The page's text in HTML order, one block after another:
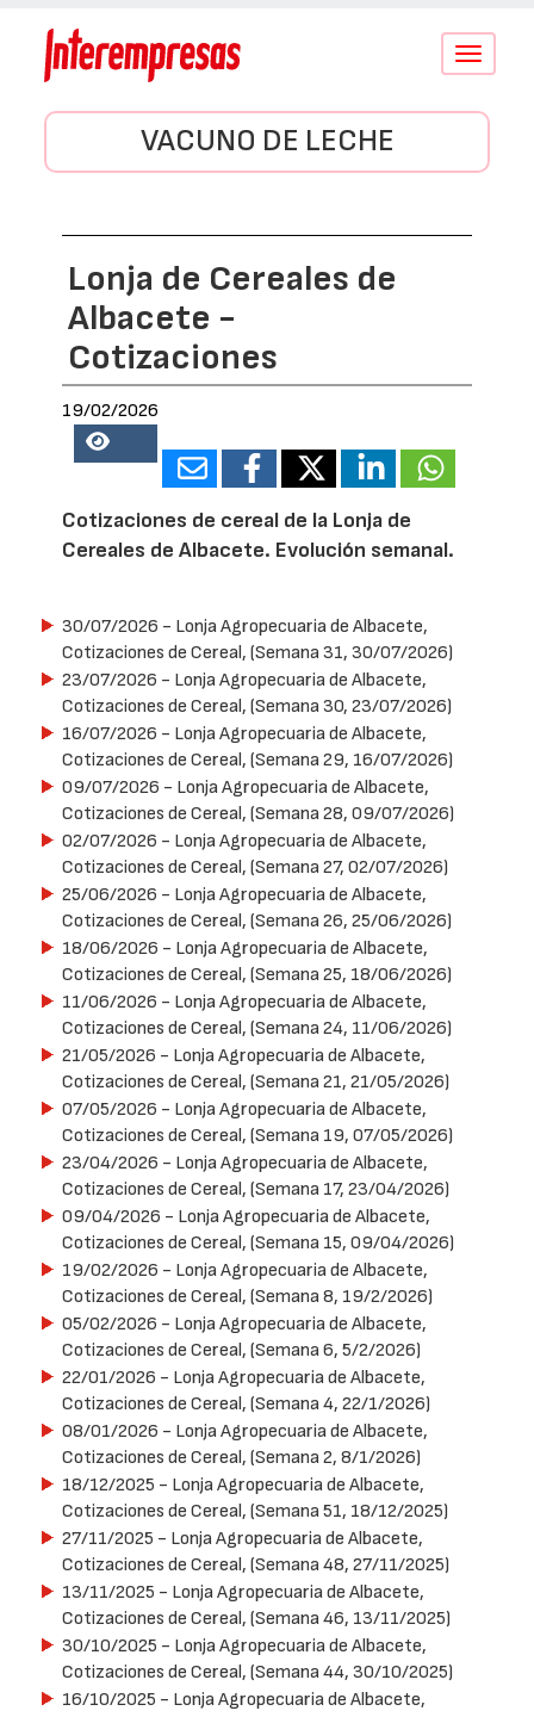
Conmutar
VACUNO DE LECHE
Lonja de Cereales de
Albacete -
Cotizaciones
19/02/2026
730022
Cotizaciones de cereal de la Lonja de
Cereales de Albacete. Evolución semanal.
30/07/2026 - Lonja Agropecuaria de Albacete,
Cotizaciones de Cereal, (Semana 31, 30/07/2026)
23/07/2026 - Lonja Agropecuaria de Albacete,
Cotizaciones de Cereal, (Semana 30, 23/07/2026)
16/07/2026 - Lonja Agropecuaria de Albacete,
Cotizaciones de Cereal, (Semana 29, 16/07/2026)
09/07/2026 - Lonja Agropecuaria de Albacete,
Cotizaciones de Cereal, (Semana 28, 09/07/2026)
02/07/2026 - Lonja Agropecuaria de Albacete,
Cotizaciones de Cereal, (Semana 27, 02/07/2026)
25/06/2026 - Lonja Agropecuaria de Albacete,
Cotizaciones de Cereal, (Semana 26, 25/06/2026)
18/06/2026 - Lonja Agropecuaria de Albacete,
Cotizaciones de Cereal, (Semana 25, 18/06/2026)
11/06/2026 - Lonja Agropecuaria de Albacete,
Cotizaciones de Cereal, (Semana 24, 11/06/2026)
21/05/2026 - Lonja Agropecuaria de Albacete,
Cotizaciones de Cereal, (Semana 21, 21/05/2026)
07/05/2026 - Lonja Agropecuaria de Albacete,
Cotizaciones de Cereal, (Semana 19, 07/05/2026)
23/04/2026 - Lonja Agropecuaria de Albacete,
Cotizaciones de Cereal, (Semana 17, 23/04/2026)
09/04/2026 - Lonja Agropecuaria de Albacete,
Cotizaciones de Cereal, (Semana 15, 09/04/2026)
19/02/2026 - Lonja Agropecuaria de Albacete,
Cotizaciones de Cereal, (Semana 8, 19/2/2026)
05/02/2026 - Lonja Agropecuaria de Albacete,
Cotizaciones de Cereal, (Semana 6, 5/2/2026)
22/01/2026 - Lonja Agropecuaria de Albacete,
Cotizaciones de Cereal, (Semana 4, 22/1/2026)
08/01/2026 - Lonja Agropecuaria de Albacete,
Cotizaciones de Cereal, (Semana 2, 8/1/2026)
18/12/2025 - Lonja Agropecuaria de Albacete,
Cotizaciones de Cereal, (Semana 51, 18/12/2025)
27/11/2025 - Lonja Agropecuaria de Albacete,
Cotizaciones de Cereal, (Semana 48, 27/11/2025)
13/11/2025 - Lonja Agropecuaria de Albacete,
Cotizaciones de Cereal, (Semana 46, 13/11/2025)
30/10/2025 - Lonja Agropecuaria de Albacete,
Cotizaciones de Cereal, (Semana 44, 30/10/2025)
16/10/2025 - Lonja Agropecuaria de Albacete,